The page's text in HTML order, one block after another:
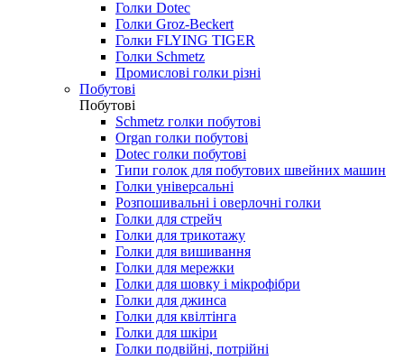
Голки Dotec
Голки Groz-Beckert
Голки FLYING TIGER
Голки Schmetz
Промислові голки різні
Побутові
Побутові
Schmetz голки побутові
Organ голки побутові
Dotec голки побутові
Типи голок для побутових швейних машин
Голки універсальні
Розпошивальні і оверлочні голки
Голки для стрейч
Голки для трикотажу
Голки для вишивання
Голки для мережки
Голки для шовку і мікрофібри
Голки для джинса
Голки для квілтінга
Голки для шкіри
Голки подвійні, потрійні